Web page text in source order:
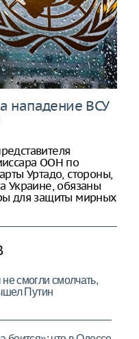
нападение ВСУ
ООН по
Уртадо, стороны,
Украине, обязаны
для защиты мирных